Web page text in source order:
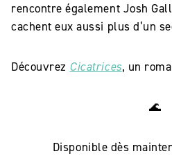
rencontre également Josh
cachent eux aussi plus d’un
Découvrez Cicatrices, un
🌊
Disponible dès